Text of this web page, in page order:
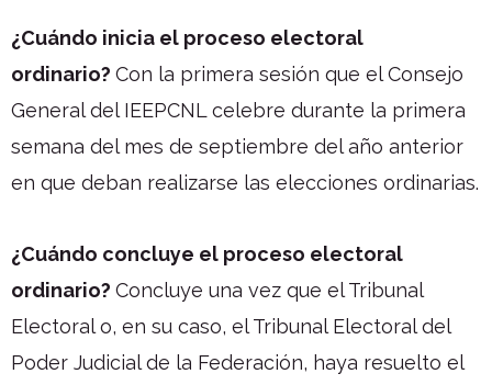
¿Cuándo inicia el proceso electoral
ordinario? Con la primera sesión que el Consejo
General del IEEPCNL celebre durante la primera
semana del mes de septiembre del año anterior
en que deban realizarse las elecciones ordinarias.
¿Cuándo concluye el proceso electoral
ordinario? Concluye una vez que el Tribunal
Electoral o, en su caso, el Tribunal Electoral del
Poder Judicial de la Federación, haya resuelto el